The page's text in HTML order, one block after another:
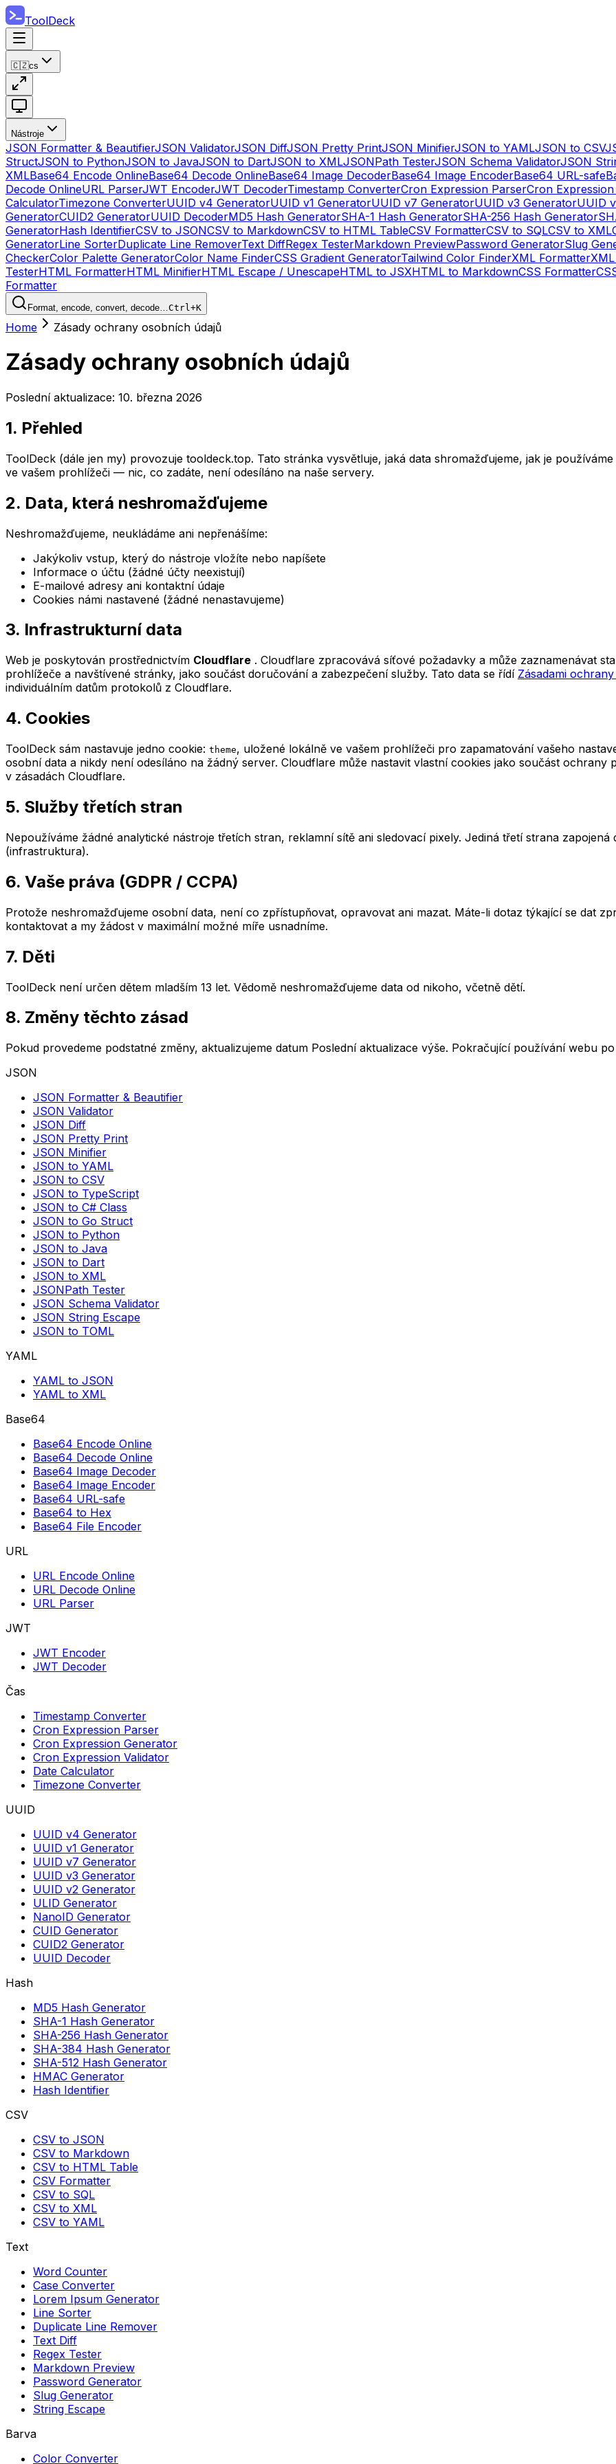
ToolDeck
🇨🇿cs
Nástroje
JSON Formatter & BeautifierJSON ValidatorJSON DiffJSON Pretty PrintJSON MinifierJSON to YAMLJSON to CSV
StructJSON to PythonJSON to JavaJSON to DartJSON to XMLJSONPath TesterJSON Schema ValidatorJSON
XMLBase64 Encode OnlineBase64 Decode OnlineBase64 Image DecoderBase64 Image EncoderBase64 URL-safe
Decode OnlineURL ParserJWT EncoderJWT DecoderTimestamp ConverterCron Expression ParserCron
CalculatorTimezone ConverterUUID v4 GeneratorUUID v1 GeneratorUUID v7 GeneratorUUID v3 GeneratorUUID
GeneratorCUID2 GeneratorUUID DecoderMD5 Hash GeneratorSHA-1 Hash GeneratorSHA-256 Hash Generator
GeneratorHash IdentifierCSV to JSONCSV to MarkdownCSV to HTML TableCSV FormatterCSV to SQLCSV to XML
GeneratorLine SorterDuplicate Line RemoverText DiffRegex TesterMarkdown PreviewPassword GeneratorSlug
CheckerColor Palette GeneratorColor Name FinderCSS Gradient GeneratorTailwind Color FinderXML Formatter
TesterHTML FormatterHTML MinifierHTML Escape / UnescapeHTML to JSXHTML to MarkdownCSS Formatter
Formatter
Format, encode, convert, decode…Ctrl+K
Home Zásady ochrany osobních údajů
Zásady ochrany osobních údajů
Poslední aktualizace: 10. března 2026
1. Přehled
ToolDeck (dále jen my) provozuje tooldeck.top. Tato stránka vysvětluje, jaká data shromažďujeme, jak je
ve vašem prohlížeči — nic, co zadáte, není odesíláno na naše servery.
2. Data, která neshromažďujeme
Neshromažďujeme, neukládáme ani nepřenášíme:
Jakýkoliv vstup, který do nástroje vložíte nebo napíšete
Informace o účtu (žádné účty neexistují)
E-mailové adresy ani kontaktní údaje
Cookies námi nastavené (žádné nenastavujeme)
3. Infrastrukturní data
Web je poskytován prostřednictvím Cloudflare . Cloudflare zpracovává síťové požadavky a může zaznamenávat
prohlížeče a navštívené stránky, jako součást doručování a zabezpečení služby. Tato data se řídí Zásadami
individuálním datům protokolů z Cloudflare.
4. Cookies
ToolDeck sám nastavuje jedno cookie: theme, uložené lokálně ve vašem prohlížeči pro zapamatování vašeho
osobní data a nikdy není odesíláno na žádný server. Cloudflare může nastavit vlastní cookies jako součást
v zásadách Cloudflare.
5. Služby třetích stran
Nepoužíváme žádné analytické nástroje třetích stran, reklamní sítě ani sledovací pixely. Jediná třetí strana
(infrastruktura).
6. Vaše práva (GDPR / CCPA)
Protože neshromažďujeme osobní data, není co zpřístupňovat, opravovat ani mazat. Máte-li dotaz týkající se dat
kontaktovat a my žádost v maximální možné míře usnadníme.
7. Děti
ToolDeck není určen dětem mladším 13 let. Vědomě neshromažďujeme data od nikoho, včetně dětí.
8. Změny těchto zásad
Pokud provedeme podstatné změny, aktualizujeme datum Poslední aktualizace výše. Pokračující používání webu
JSON
JSON Formatter & Beautifier
JSON Validator
JSON Diff
JSON Pretty Print
JSON Minifier
JSON to YAML
JSON to CSV
JSON to TypeScript
JSON to C# Class
JSON to Go Struct
JSON to Python
JSON to Java
JSON to Dart
JSON to XML
JSONPath Tester
JSON Schema Validator
JSON String Escape
JSON to TOML
YAML
YAML to JSON
YAML to XML
Base64
Base64 Encode Online
Base64 Decode Online
Base64 Image Decoder
Base64 Image Encoder
Base64 URL-safe
Base64 to Hex
Base64 File Encoder
URL
URL Encode Online
URL Decode Online
URL Parser
JWT
JWT Encoder
JWT Decoder
Čas
Timestamp Converter
Cron Expression Parser
Cron Expression Generator
Cron Expression Validator
Date Calculator
Timezone Converter
UUID
UUID v4 Generator
UUID v1 Generator
UUID v7 Generator
UUID v3 Generator
UUID v2 Generator
ULID Generator
NanoID Generator
CUID Generator
CUID2 Generator
UUID Decoder
Hash
MD5 Hash Generator
SHA-1 Hash Generator
SHA-256 Hash Generator
SHA-384 Hash Generator
SHA-512 Hash Generator
HMAC Generator
Hash Identifier
CSV
CSV to JSON
CSV to Markdown
CSV to HTML Table
CSV Formatter
CSV to SQL
CSV to XML
CSV to YAML
Text
Word Counter
Case Converter
Lorem Ipsum Generator
Line Sorter
Duplicate Line Remover
Text Diff
Regex Tester
Markdown Preview
Password Generator
Slug Generator
String Escape
Barva
Color Converter